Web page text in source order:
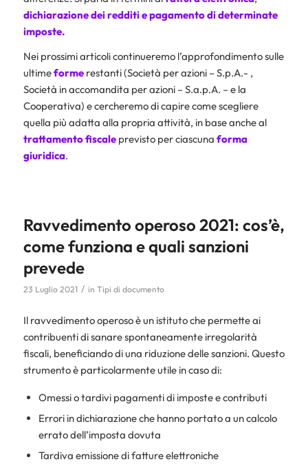
dichiarazione dei redditie pagamento di determinate
imposte.
Nei prossimi articoli continueremo l’approfondimento sulle
ultimeforme restanti (Società per azioni – S.p.A.- ,
Società in accomandita per azioni – S.a.p.A. – e la
Cooperativa) e cercheremo di capire come scegliere
quella più adatta alla propria attività, in base anche al
trattamento fiscale previsto per ciascuna forma
giuridica.
Ravvedimento operoso 2021: cos’è,
come funziona e quali sanzioni
prevede
23 Luglio 2021 / in Tipi di documento
Il ravvedimento operoso è un istituto che permette ai
contribuenti di sanare spontaneamente irregolarità
fiscali, beneficiando di una riduzione delle sanzioni. Questo
strumento è particolarmente utile in caso di:
Omessi o tardivi pagamenti di imposte e contributi
Errori in dichiarazione che hanno portato a un calcolo
errato dell’imposta dovuta
Tardiva emissione di fatture elettroniche